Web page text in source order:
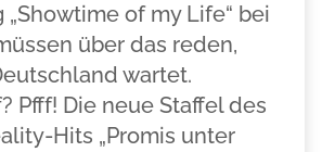
„Showtime of my Life“ bei
über das reden,
wartet.
Pfff! Die neue Staffel des
Hits „Promis unter